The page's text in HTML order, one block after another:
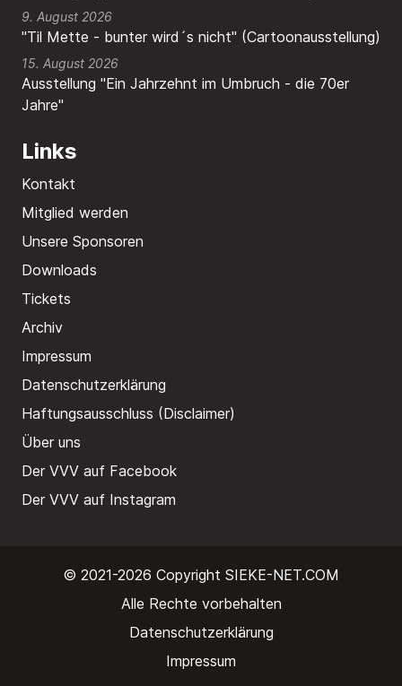
9. August 2026
"Til Mette - bunter wird´s nicht" (Cartoonausstellung)
15. August 2026
Ausstellung "Ein Jahrzehnt im Umbruch - die 70er
Jahre"
Links
Kontakt
Mitglied werden
Unsere Sponsoren
Downloads
Tickets
Archiv
Impressum
Datenschutzerklärung
Haftungsausschluss (Disclaimer)
Über uns
Der VVV auf Facebook
Der VVV auf Instagram
© 2021-2026 Copyright SIEKE-NET.COM
Alle Rechte vorbehalten
Datenschutzerklärung
Impressum